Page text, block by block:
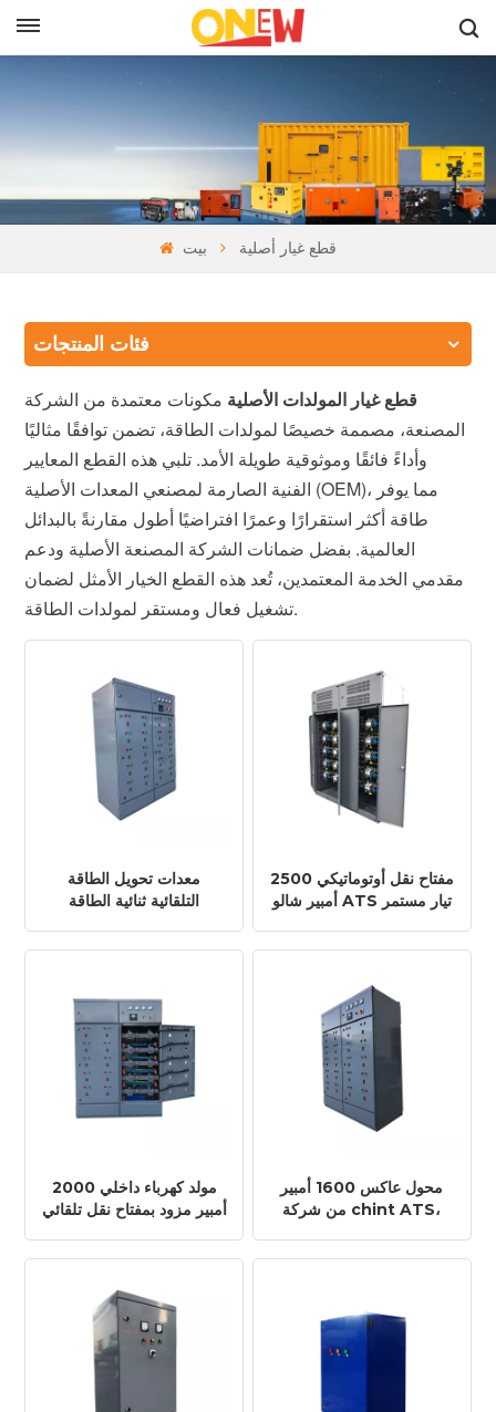
بيت قطع غيار أصلية
فئات المنتجات
قطع غيار المولدات الأصلية مكونات معتمدة من الشركة
المصنعة، مصممة خصيصًا لمولدات الطاقة، تضمن توافقًا مثاليًا
وأداءً فائقًا وموثوقية طويلة الأمد. تلبي هذه القطع المعايير
الفنية الصارمة لمصنعي المعدات الأصلية (OEM)، مما يوفر
طاقة أكثر استقرارًا وعمرًا افتراضيًا أطول مقارنةً بالبدائل
العالمية. بفضل ضمانات الشركة المصنعة الأصلية ودعم
مقدمي الخدمة المعتمدين، تُعد هذه القطع الخيار الأمثل لضمان
تشغيل فعال ومستقر لمولدات الطاقة.
معدات تحويل الطاقة
التلقائية ثنائية الطاقة
مفتاح نقل أوتوماتيكي 2500
أمبير شالو ATS تيار مستمر
مولد كهرباء داخلي 2000
أمبير مزود بمفتاح نقل تلقائي
أحدث طراز من الشركات
محول عاكس 1600 أمبير
من شركة chint ATS،
شركة تصنيع ATS ذكية